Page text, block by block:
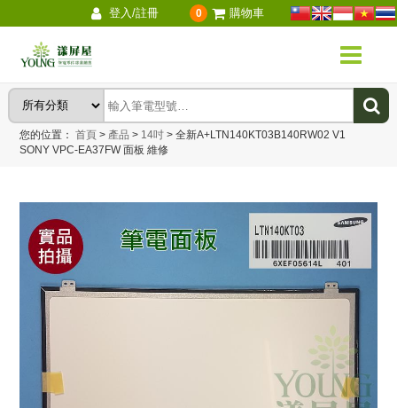
登入/註冊 0 購物車
您的位置：首頁 > 產品 > 14吋 > 全新A+LTN140KT03B140RW02 V1
SONY VPC-EA37FW 面板 維修